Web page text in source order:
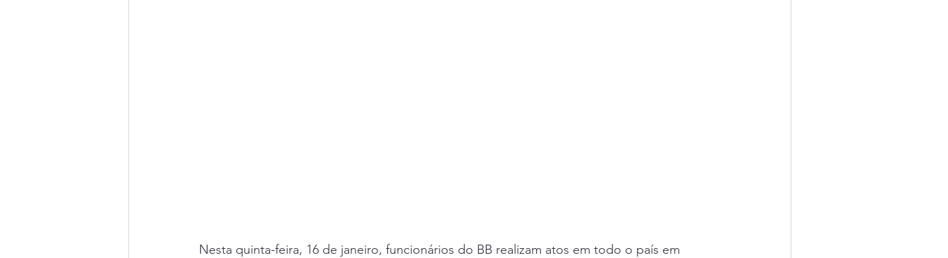
Nesta quinta-feira, 16 de janeiro, funcionários do BB realizam atos em todo o país em